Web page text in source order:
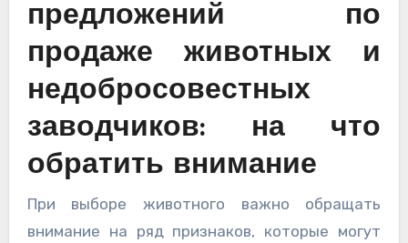
предложений по
продаже животных и
недобросовестных
заводчиков: на что
обратить внимание
При выборе животного важно обращать
внимание на ряд признаков, которые могут